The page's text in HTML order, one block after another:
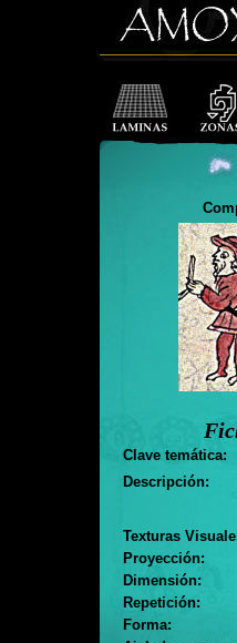
Clave temática:
Descripción:
Texturas
Proyección:
Dimensión:
Repetición:
Forma: